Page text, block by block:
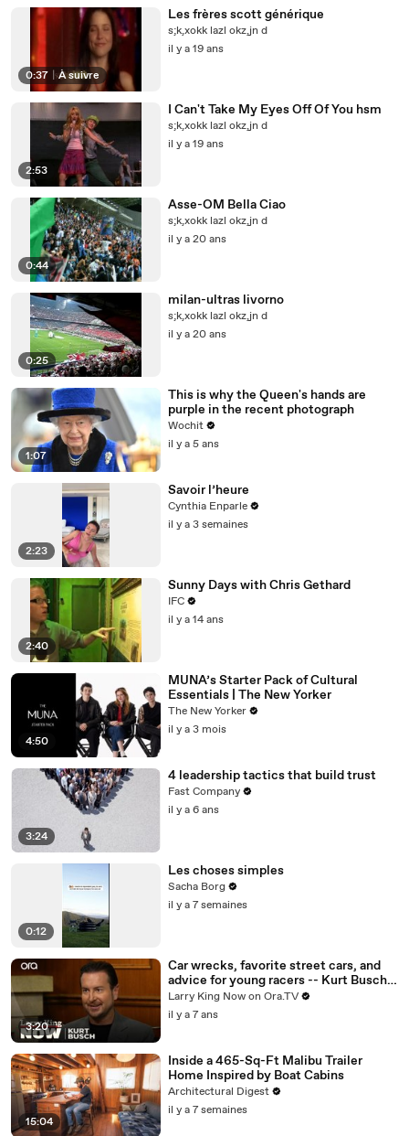
0:37 À suivre
Les frères scott générique
s;k,xokk lazl okz,jn d
il y a 19 ans
2:53
I Can't Take My Eyes Off Of You hsm
s;k,xokk lazl okz,jn d
il y a 19 ans
0:44
Asse-OM Bella Ciao
s;k,xokk lazl okz,jn d
il y a 20 ans
0:25
milan-ultras livorno
s;k,xokk lazl okz,jn d
il y a 20 ans
1:07
This is why the Queen's hands are
purple in the recent photograph
Wochit
il y a 5 ans
2:23
Savoir l’heure
Cynthia Enparle
il y a 3 semaines
2:40
Sunny Days with Chris Gethard
IFC
il y a 14 ans
4:50
MUNA’s Starter Pack of Cultural
Essentials | The New Yorker
The New Yorker
il y a 3 mois
3:24
4 leadership tactics that build trust
Fast Company
il y a 6 ans
0:12
Les choses simples
Sacha Borg
il y a 7 semaines
3:20
Car wrecks, favorite street cars, and
advice for young racers -- Kurt Busch
answers your social media questions
Larry King Now on Ora.TV
il y a 7 ans
15:04
Inside a 465-Sq-Ft Malibu Trailer
Home Inspired by Boat Cabins
Architectural Digest
il y a 7 semaines